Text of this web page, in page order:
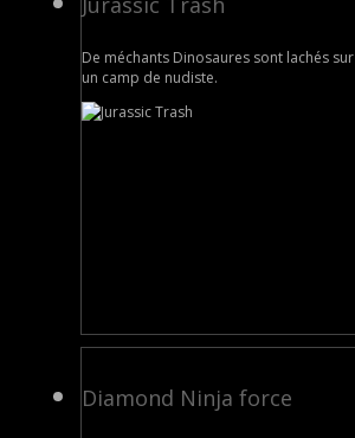
De méchants Dinosaures sont lachés sur
un camp de nudiste.
Diamond Ninja force